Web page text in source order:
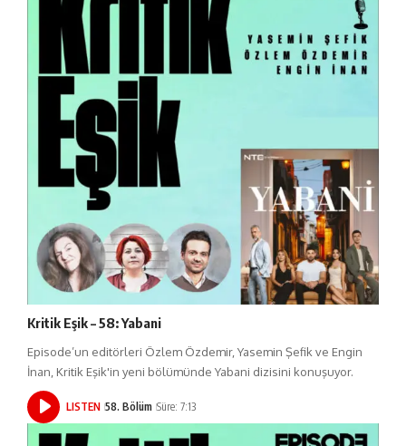
Kritik Eşik – 58: Yabani
Episode’un editörleri Özlem Özdemir, Yasemin Şefik ve Engin
İnan, Kritik Eşik'in yeni bölümünde Yabani dizisini konuşuyor.
LISTEN 58. Bölüm Süre: 7:13